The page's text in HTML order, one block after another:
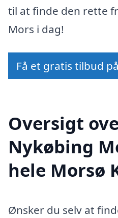
til at finde den rette
Mors i dag!
Få et gratis tilbud
Oversigt
Nykøbing
hele Morsø
Ønsker du selv at